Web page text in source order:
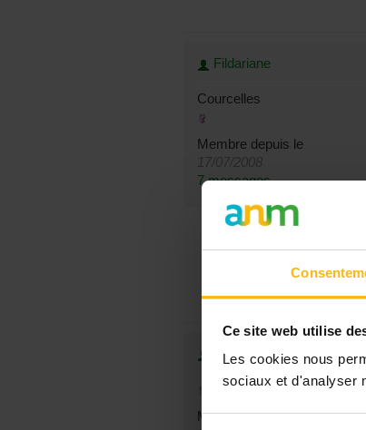
Ce site web utilise
Les cookies nous
sociaux et d'analyser
Fildariane
Courcelles
Membre depuis le
7 messages
Meroceany
48 ans
Membre depuis le